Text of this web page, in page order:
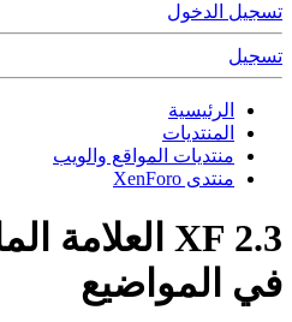
تسجيل الدخول
تسجيل
الرئيسية
المنتديات
منتديات المواقع والويب
منتدى XenForo
XF 2.3 العلامة
في المواضيع